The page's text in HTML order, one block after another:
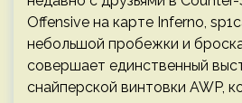
Offensive на карте Inferno,
небольшой пробежки и
совершает единственный
снайперской винтовки AWP,